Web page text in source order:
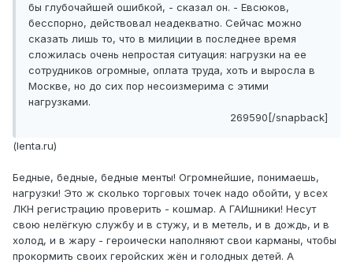
бы глубочайшей ошибкой, - сказал он. - Евсюков,
бесспорно, действовал неадекватно. Сейчас можно
сказать лишь то, что в милиции в последнее время
сложилась очень непростая ситуация: нагрузки на ее
сотрудников огромные, оплата труда, хоть и выросла в
Москве, но до сих пор несоизмерима с этими
нагрузками.
269590[/snapback]
(lenta.ru)
Бедные, бедные, бедные менты! Огромнейшие, понимаешь,
нагрузки! Это ж сколько торговых точек надо обойти, у всех
ЛКН регистрацию проверить - кошмар. А ГАИшники! Несут
свою нелёгкую службу и в стужу, и в метель, и в дождь, и в
холод, и в жару - героически наполняют свои карманы, чтобы
прокормить своих геройских жён и голодных детей. А